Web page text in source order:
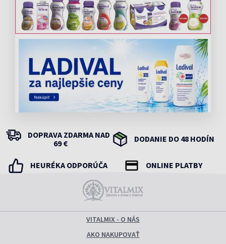
DOPRAVA ZDARMA NAD
69 €
DODANIE DO 48 HODÍN
HEURÉKA ODPORÚČA ONLINE PLATBY
VITALMIX - O NÁS
AKO NAKUPOVAŤ